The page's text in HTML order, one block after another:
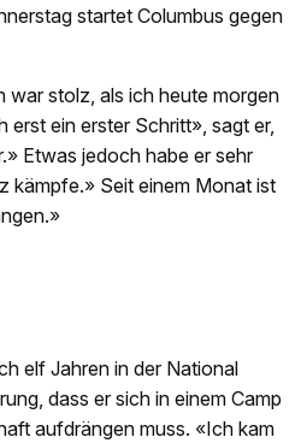
startet Columbus gegen
war stolz, als ich heute morgen
ein erster Schritt», sagt er,
Etwas jedoch habe er sehr
kämpfe.» Seit einem Monat ist
elf Jahren in der National
dass er sich in einem Camp
aufdrängen muss. «Ich kam